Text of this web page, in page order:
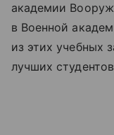
академии
в Военной
из этих учебных
лучших